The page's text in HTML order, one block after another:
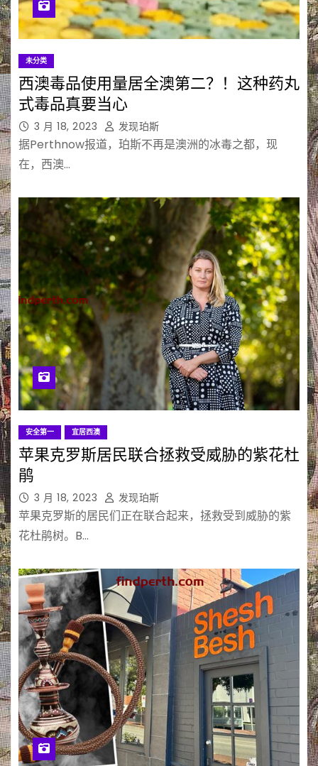
未分类
西澳毒品使用量居全澳第二？！这种药丸
式毒品真要当心
3 月 18, 2023 发现珀斯
据Perthnow报道，珀斯不再是澳洲的冰毒之都，现
在，西澳…
安全第一 宜居西澳
苹果克罗斯居民联合拯救受威胁的紫花杜
鹃
3 月 18, 2023 发现珀斯
苹果克罗斯的居民们正在联合起来，拯救受到威胁的紫
花杜鹃树。B…